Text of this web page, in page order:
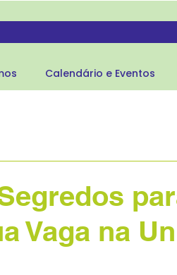
Calendário e Eventos
Vaga na